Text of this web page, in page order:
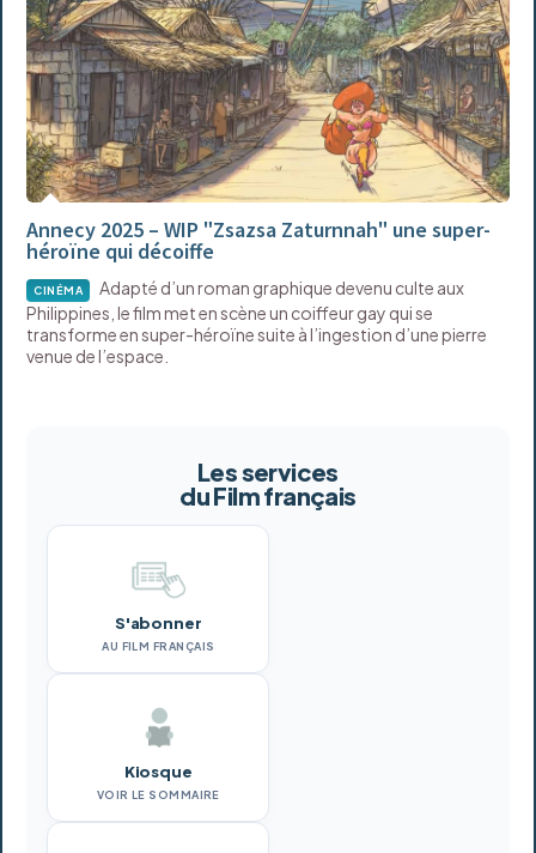
Annecy 2025 – WIP "Zsazsa Zaturnnah" une super-
héroïne qui décoiffe
CINÉMA
Adapté d’un roman graphique devenu culte aux
Philippines, le film met en scène un coiffeur gay qui se
transforme en super-héroïne suite à l’ingestion d’une pierre
venue de l’espace.
Les services
du Film français
S'abonner
AU FILM FRANÇAIS
Kiosque
VOIR LE SOMMAIRE